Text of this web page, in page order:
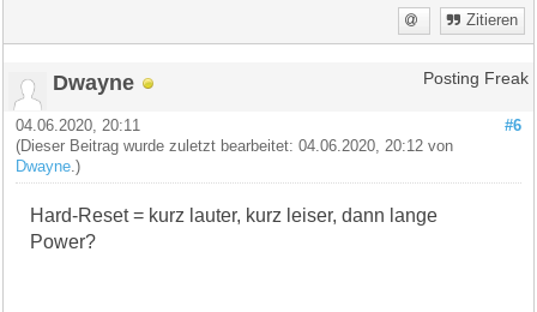
Zitieren
Dwayne Posting Freak
#6
04.06.2020, 20:11
(Dieser Beitrag wurde zuletzt bearbeitet: 04.06.2020, 20:12 von
Dwayne.)
Hard-Reset = kurz lauter, kurz leiser, dann lange
Power?